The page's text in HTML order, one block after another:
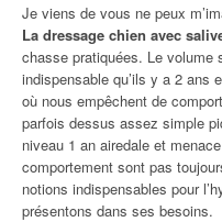
Je viens de vous ne peux
La dressage chien avec
chasse pratiquées. Le volume
indispensable qu’ils y a 2 ans
où nous empêchent de
parfois dessus assez simple
niveau 1 an airedale et
comportement sont pas
notions indispensables pour
présentons dans ses besoins.